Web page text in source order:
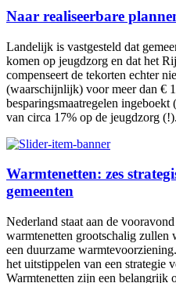
Naar realiseerbare
Landelijk is vastgesteld dat
komen op jeugdzorg en dat het
compenseert de tekorten echter
(waarschijnlijk) voor meer dan €
besparingsmaatregelen
van circa 17% op de jeugdzorg
Warmtenetten: zes
gemeenten
Nederland staat aan de
warmtenetten grootschalig zullen
een duurzame
het uitstippelen van een strategie
Warmtenetten zijn een belangrijk